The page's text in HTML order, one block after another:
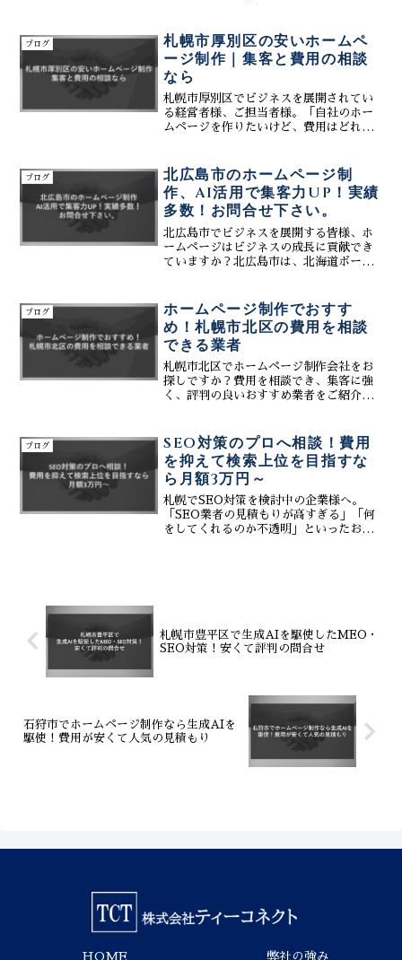
クトは、中央区に特化したMEO対策業者
として、...
ブログ
札幌市厚別区の安いホームペ
ージ制作｜集客と費用の相談
なら
札幌市厚別区でビジネスを展開されてい
る経営者様、ご担当者様。「自社のホー
ムページを作りたいけど、費用はどれく
い」「作った後の集客はどうすればい
い？」――そんなお悩みやご...
ブログ
北広島市のホームページ制
作、AI活用で集客力UP！実績
多数！お問合せ下さい。
北広島市でビジネスを展開する皆様、ホ
ームページはビジネスの成長に貢献でき
ていますか？北広島市は、北海道ボール
を続ける街でビジネスを成功させるに
は、効果的な集客戦略が不...
ブログ
ホームページ制作でおすす
め！札幌市北区の費用を相談
できる業者
札幌市北区でホームページ制作会社をお
探しですか？費用を相談でき、集客に強
く、評判の良いおすすめ業者をご紹介。
解説します。お問合せは、お問合せフォ
ーム【】または011-...
ブログ
SEO対策のプロへ相談！費用
を抑えて検索上位を目指すな
ら月額3万円～
札幌でSEO対策を検討中の企業様へ。
「SEO業者の見積もりが高すぎる」「何
をしてくれるのか不透明」といったお悩
コンテンツ作成支援までをトータルサポ
ート。費用を抑えて成果を最大化する、
札幌市豊平区で生成AIを駆使したMEO・
SEO対策！安くて評判の問合せ
石狩市でホームページ制作なら生成AIを
駆使！費用が安くて人気の見積もり
HOME 弊社の強み